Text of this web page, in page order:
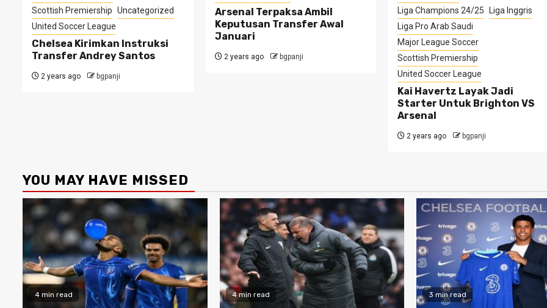
Scottish Premiership Uncategorized
United Soccer League
Chelsea Kirimkan Instruksi
Transfer Andrey Santos
2 years ago bgpanji
Arsenal Terpaksa Ambil
Keputusan Transfer Awal
Januari
2 years ago bgpanji
Liga Champions 24/25
Liga Inggris
Liga Pro Arab Saudi
Major League Soccer
Scottish Premiership
United Soccer League
Kai Havertz Layak Jadi
Starter Untuk Brighton VS
Arsenal
2 years ago bgpanji
YOU MAY HAVE MISSED
4 min read 4 min read 3 min read